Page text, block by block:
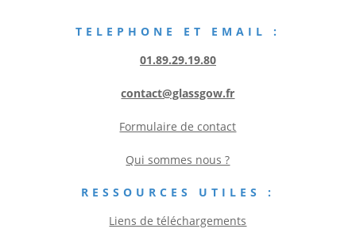
TELEPHONE ET EMAIL :
01.89.29.19.80
contact@glassgow.fr
Formulaire de contact
Qui sommes nous ?
RESSOURCES UTILES :
Liens de téléchargements